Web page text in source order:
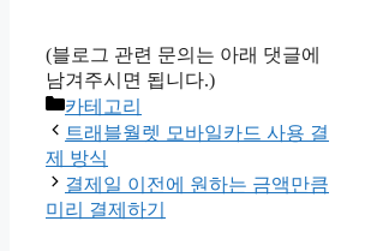
(블로그 관련 문의는 아래 댓글에
남겨주시면 됩니다.)
Categories
카테고리
트래블월렛 모바일카드 사용 결
제 방식
결제일 이전에 원하는 금액만큼
미리 결제하기